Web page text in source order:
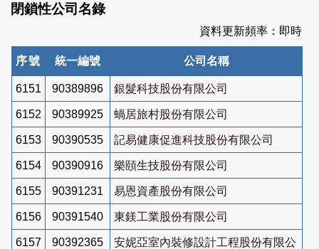
閉鎖性公司名錄
資料更新頻率：即時
序號 統一編號 公司名稱
6151 90389896 銀髮科技股份有限公司
6152 90389925 蝸居旅村股份有限公司
6153 90390535 記易健康促進科技股份有限公司
6154 90390916 樂頤生技股份有限公司
6155 90391231 易恩資產股份有限公司
6156 90391540 東鎂工業股份有限公司
6157 90392365
安妮亞室內裝修設計工程股份有限公